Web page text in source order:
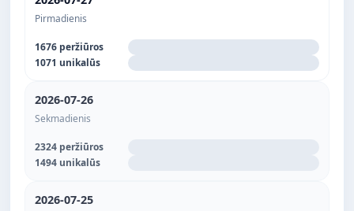
Pirmadienis
1676 peržiūros
1071 unikalūs
2026-07-26
Sekmadienis
2324 peržiūros
1494 unikalūs
2026-07-25